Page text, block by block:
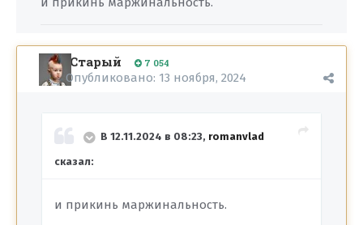
Старый 7 054
Опубликовано: 13 ноября, 2024
В 12.11.2024 в 08:23, romanvlad
сказал:
и прикинь маржинальность.